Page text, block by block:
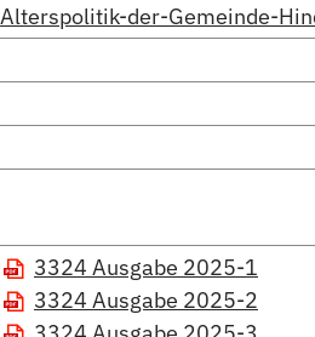
Alterspolitik-der-Gemeinde-
3324 Ausgabe 2025-1
3324 Ausgabe 2025-2